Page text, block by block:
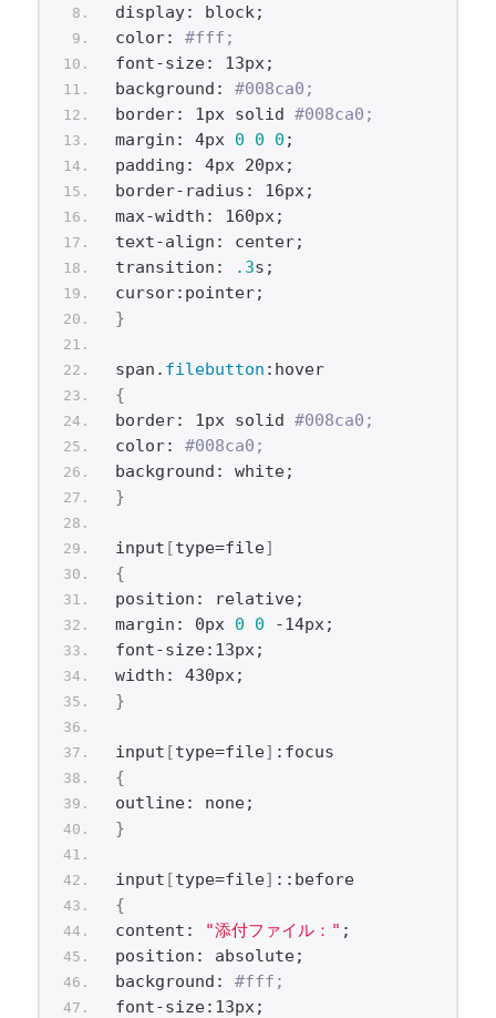
display: block;
color: #fff;
font-size: 13px;
background: #008ca0;
border: 1px solid #008ca0;
margin: 4px 0 0 0 ;
padding: 4px 20px;
border-radius: 16px;
max-width: 160px;
text-align: center;
transition:
.3s;
cursor:pointer;
}
span. filebutton :hover
{
border: 1px solid #008ca0;
color: #008ca0;
background: white;
}
input [type=file]
{
position: relative;
margin: 0px 0 0 -14px;
font-size:13px;
width: 430px;
}
input [type=file] :focus
{
outline: none;
}
input [type=file] ::before
{
content:
"添付ファイル：" ;
position: absolute;
background: #fff;
font-size:13px;